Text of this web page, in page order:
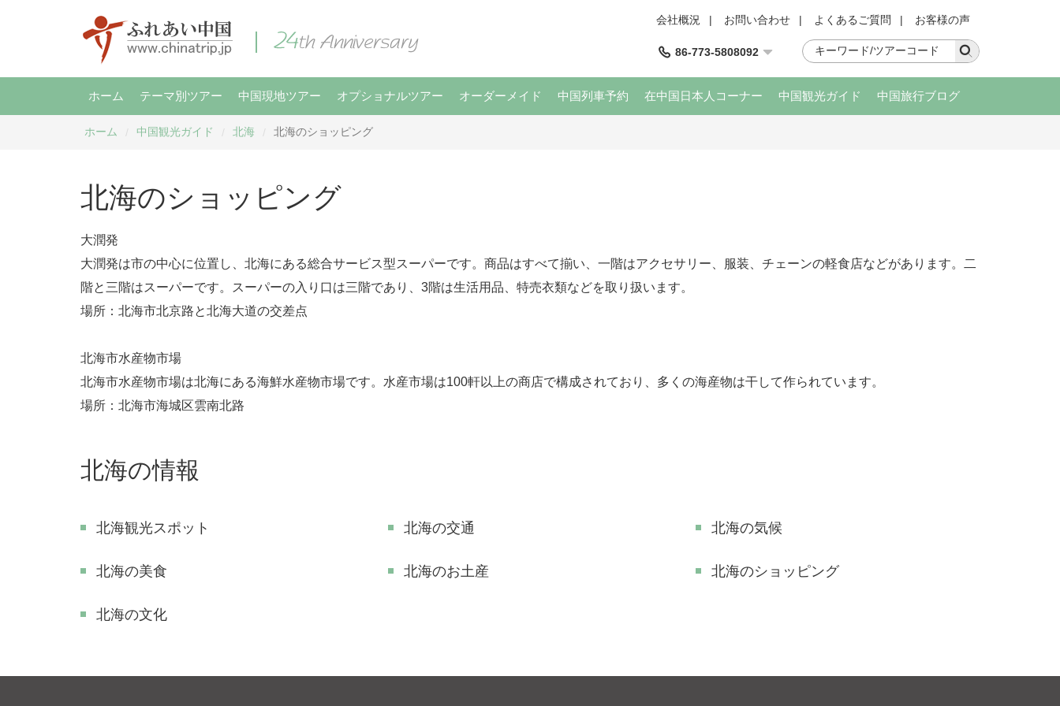
会社概況 | お問い合わせ | よくあるご質問 | お客様の声
86-773-5808092
ホーム テーマ別ツアー 中国現地ツアー オプショナルツアー オーダーメイド 中国列車予約 在中国日本人コーナー 中国観光ガイド 中国旅行ブログ
ホーム 中国観光ガイド 北海 北海のショッピング
北海のショッピング
大潤発
大潤発は市の中心に位置し、北海にある総合サービス型スーパーです。商品はすべて揃い、一階はアクセサリー、服装、チェーンの軽食店などがあります。二
階と三階はスーパーです。スーパーの入り口は三階であり、3階は生活用品、特売衣類などを取り扱います。
場所：北海市北京路と北海大道の交差点
北海市水産物市場
北海市水産物市場は北海にある海鮮水産物市場です。水産市場は100軒以上の商店で構成されており、多くの海産物は干して作られています。
場所：北海市海城区雲南北路
北海の情報
北海観光スポット 北海の交通 北海の気候
北海の美食 北海のお土産 北海のショッピング
北海の文化